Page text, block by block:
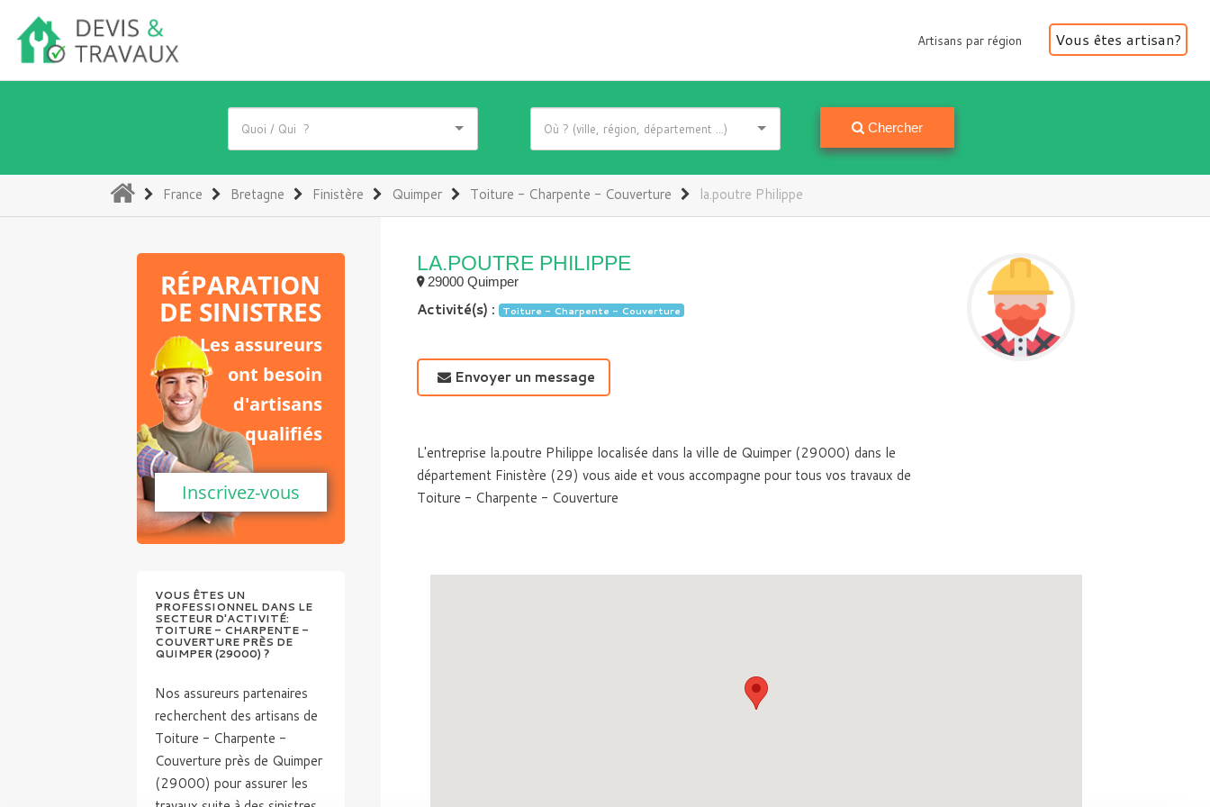
Artisans par région
Artisans par région Vous êtes artisan?
Chercher
(current)
France Bretagne Finistère Quimper Toiture - Charpente - Couverture la.poutre Philippe
LA.POUTRE PHILIPPE
29000 Quimper
Activité(s) : Toiture - Charpente - Couverture
Envoyer un message
L'entreprise la.poutre Philippe localisée dans la ville de Quimper (29000) dans le
département Finistère (29) vous aide et vous accompagne pour tous vos travaux de
Toiture - Charpente - Couverture
RÉPARATION
DE SINISTRES
Les assureurs
ont besoin
d'artisans
qualifiés
Inscrivez-vous
VOUS ÊTES UN
PROFESSIONNEL DANS LE
SECTEUR D'ACTIVITÉ:
TOITURE - CHARPENTE -
COUVERTURE PRÈS DE
QUIMPER (29000) ?
Nos assureurs partenaires
recherchent des artisans de
Toiture - Charpente -
Couverture près de Quimper
(29000) pour assurer les